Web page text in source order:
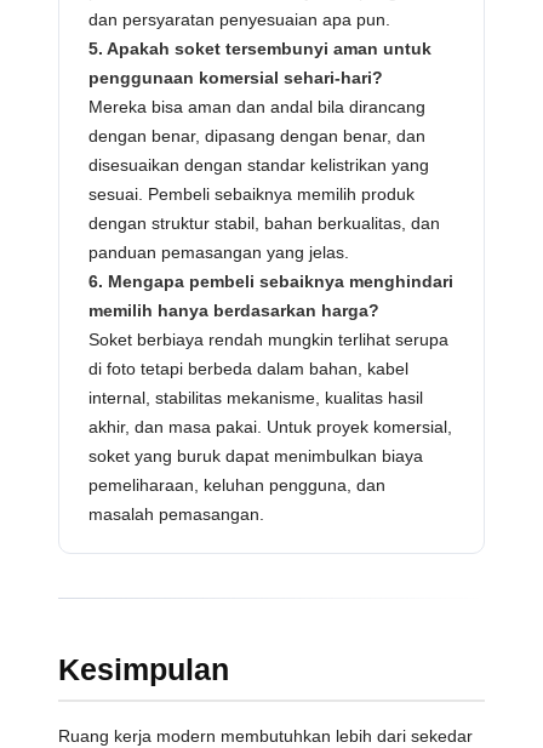
dan persyaratan penyesuaian apa pun.
5. Apakah soket tersembunyi aman untuk
penggunaan komersial sehari-hari?
Mereka bisa aman dan andal bila dirancang
dengan benar, dipasang dengan benar, dan
disesuaikan dengan standar kelistrikan yang
sesuai. Pembeli sebaiknya memilih produk
dengan struktur stabil, bahan berkualitas, dan
panduan pemasangan yang jelas.
6. Mengapa pembeli sebaiknya menghindari
memilih hanya berdasarkan harga?
Soket berbiaya rendah mungkin terlihat serupa
di foto tetapi berbeda dalam bahan, kabel
internal, stabilitas mekanisme, kualitas hasil
akhir, dan masa pakai. Untuk proyek komersial,
soket yang buruk dapat menimbulkan biaya
pemeliharaan, keluhan pengguna, dan
masalah pemasangan.
Kesimpulan
Ruang kerja modern membutuhkan lebih dari sekedar